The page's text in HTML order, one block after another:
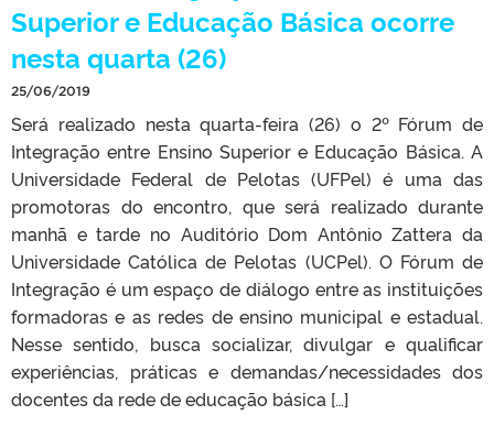
Superior e Educação Básica ocorre
nesta quarta (26)
25/06/2019
Será realizado nesta quarta-feira (26) o 2º Fórum de
Integração entre Ensino Superior e Educação Básica. A
Universidade Federal de Pelotas (UFPel) é uma das
promotoras do encontro, que será realizado durante
manhã e tarde no Auditório Dom Antônio Zattera da
Universidade Católica de Pelotas (UCPel). O Fórum de
Integração é um espaço de diálogo entre as instituições
formadoras e as redes de ensino municipal e estadual.
Nesse sentido, busca socializar, divulgar e qualificar
experiências, práticas e demandas/necessidades dos
docentes da rede de educação básica […]